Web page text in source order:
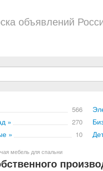
объявлений
566
» 270
» 10
мебель для спальни